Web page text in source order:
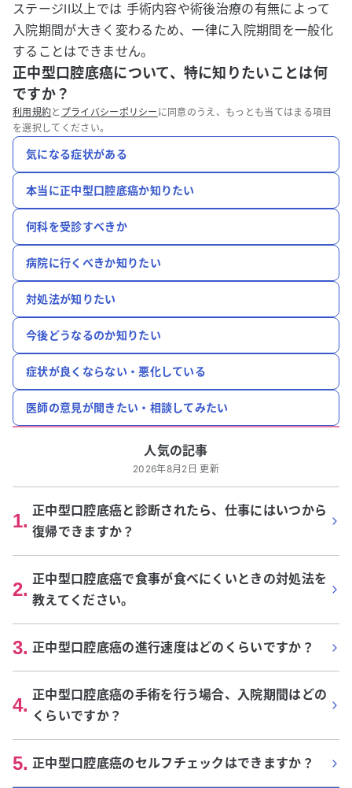
ステージII以上では 手術内容や術後治療の有無によって
入院期間が大きく変わるため、一律に入院期間を一般化
することはできません。
正中型口腔底癌について、特に知りたいことは何
ですか？
利用規約と プライバシーポリシー に同意のうえ、もっとも当てはまる項目
を選択してください。
気になる症状がある
本当に正中型口腔底癌か知りたい
何科を受診すべきか
病院に行くべきか知りたい
対処法が知りたい
今後どうなるのか知りたい
症状が良くならない・悪化している
医師の意見が聞きたい・相談してみたい
人気の記事
2026年8月2日 更新
1. 正中型口腔底癌と診断されたら、仕事にはいつから
復帰できますか？
2. 正中型口腔底癌で食事が食べにくいときの対処法を
教えてください。
3. 正中型口腔底癌の進行速度はどのくらいですか？
4. 正中型口腔底癌の手術を行う場合、入院期間はどの
くらいですか？
5. 正中型口腔底癌のセルフチェックはできますか？